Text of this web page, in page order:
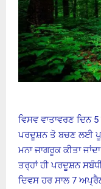
ਵਿਸਵ ਵਾਤਾਵਰਣ ਦਿਨ
ਪਰਦੂਸ਼ਨ ਤੋ ਬਚਣ ਲਈ
ਮਨਾ ਜਾਗਰੂਕ ਕੀਤਾ
ਤਰ੍ਹਾਂ ਹੀ ਪਰਦੂਸ਼ਨ
ਦਿਵਸ ਹਰ ਸਾਲ 7